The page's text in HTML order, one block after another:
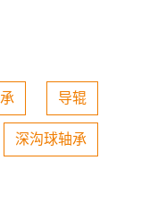
导辊
深沟球轴承